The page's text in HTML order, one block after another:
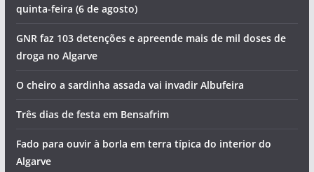
quinta-feira (6 de agosto)
GNR faz 103 detenções e apreende mais de mil doses de
droga no Algarve
O cheiro a sardinha assada vai invadir Albufeira
Três dias de festa em Bensafrim
Fado para ouvir à borla em terra típica do interior do
Algarve